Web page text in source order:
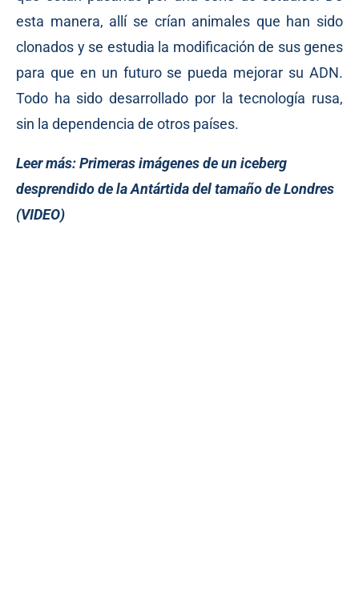
esta manera, allí se crían animales que han sido
clonados y se estudia la modificación de sus genes
para que en un futuro se pueda mejorar su ADN.
Todo ha sido desarrollado por la tecnología rusa,
sin la dependencia de otros países.
Leer más:Primeras imágenes de un iceberg
desprendido de la Antártida del tamaño de Londres
(VIDEO)